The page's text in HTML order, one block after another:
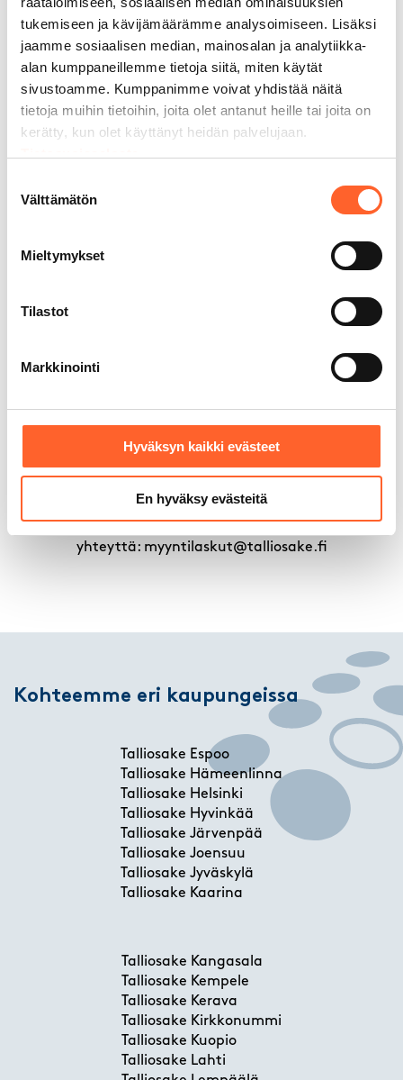
tukemiseen ja kävijämäärämme analysoimiseen. Lisäksi
jaamme sosiaalisen median, mainosalan ja analytiikka-
alan kumppaneillemme tietoja siitä, miten käytät
sivustoamme. Kumppanimme voivat yhdistää näitä
tietoja muihin tietoihin, joita olet antanut heille tai joita on
kerätty, kun olet käyttänyt heidän palvelujaan.
valinta
Välttämätön
Mieltymykset
Tilastot
Markkinointi
Hyväksyn kaikki evästeet
En hyväksy evästeitä
Talous, hallinto & HR
Marja-Leena Anttila
Talous, hallinto & HR, Talliosake
Pysäköintimaksu esim. Moovy -aplikaatiolla.
Tervetuloa!
yhteyttä: myyntilaskut@talliosake.fi
Kohteemme eri kaupungeissa
Talliosake Espoo
Talliosake Hämeenlinna
Talliosake Helsinki
Talliosake Hyvinkää
Talliosake Järvenpää
Talliosake Joensuu
Talliosake Jyväskylä
Talliosake Kaarina
Talliosake Kangasala
Talliosake Kempele
Talliosake Kerava
Talliosake Kirkkonummi
Talliosake Kuopio
Talliosake Lahti